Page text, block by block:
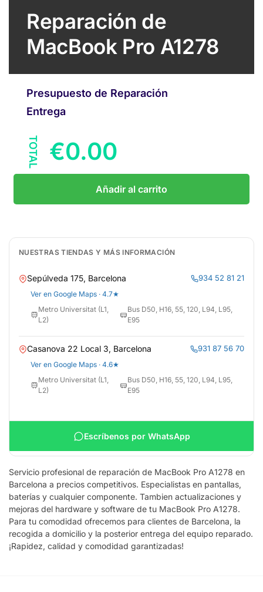
Reparación de
MacBook Pro A1278
Presupuesto de Reparación
Entrega
TOTAL €0.00
Añadir al carrito
NUESTRAS TIENDAS Y MÁS INFORMACIÓN
Sepúlveda 175, Barcelona 934 52 81 21
Ver en Google Maps · 4.7★
Metro Universitat (L1,
L2)
Bus D50, H16, 55, 120, L94, L95,
E95
Casanova 22 Local 3, Barcelona 931 87 56 70
Ver en Google Maps · 4.6★
Metro Universitat (L1,
L2)
Bus D50, H16, 55, 120, L94, L95,
E95
Escríbenos por WhatsApp
Servicio profesional de reparación de MacBook Pro A1278 en
Barcelona a precios competitivos. Especialistas en pantallas,
baterías y cualquier componente. Tambien actualizaciones y
mejoras del hardware y software de tu MacBook Pro A1278.
Para tu comodidad ofrecemos para clientes de Barcelona, la
recogida a domicilio y la posterior entrega del equipo reparado.
¡Rapidez, calidad y comodidad garantizadas!